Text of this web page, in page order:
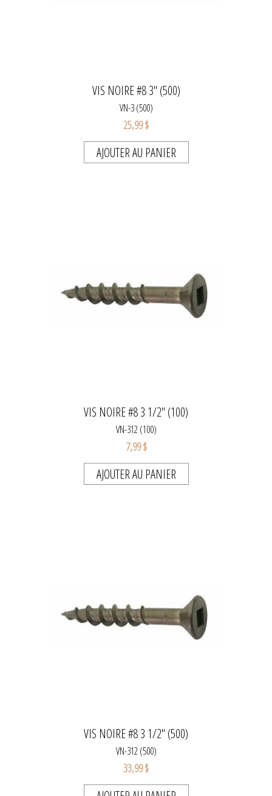
VIS NOIRE #8 3" (500)
VN-3 (500)
25,99 $
AJOUTER AU PANIER
VIS NOIRE #8 3 1/2" (100)
VN-312 (100)
7,99 $
AJOUTER AU PANIER
VIS NOIRE #8 3 1/2" (500)
VN-312 (500)
33,99 $